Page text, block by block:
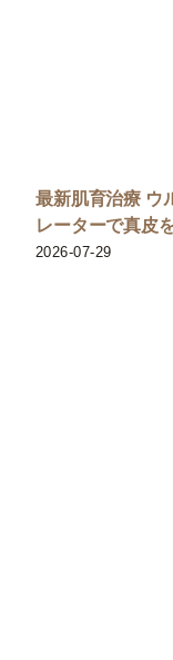
最新肌育治療 ウ
レーターで真皮
2026-07-29